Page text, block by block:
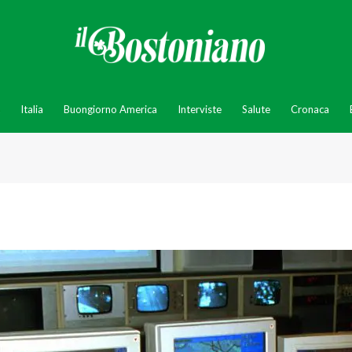
Italia Buongiorno America Interviste Salute Cronaca